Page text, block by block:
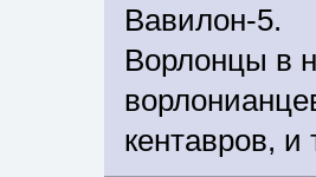
Вавилон-5.
Ворлонцы в
кентавров, и